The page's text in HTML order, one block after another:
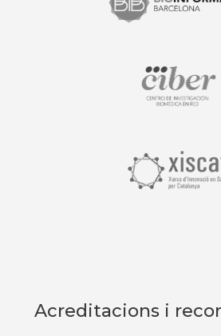
Acreditacions i